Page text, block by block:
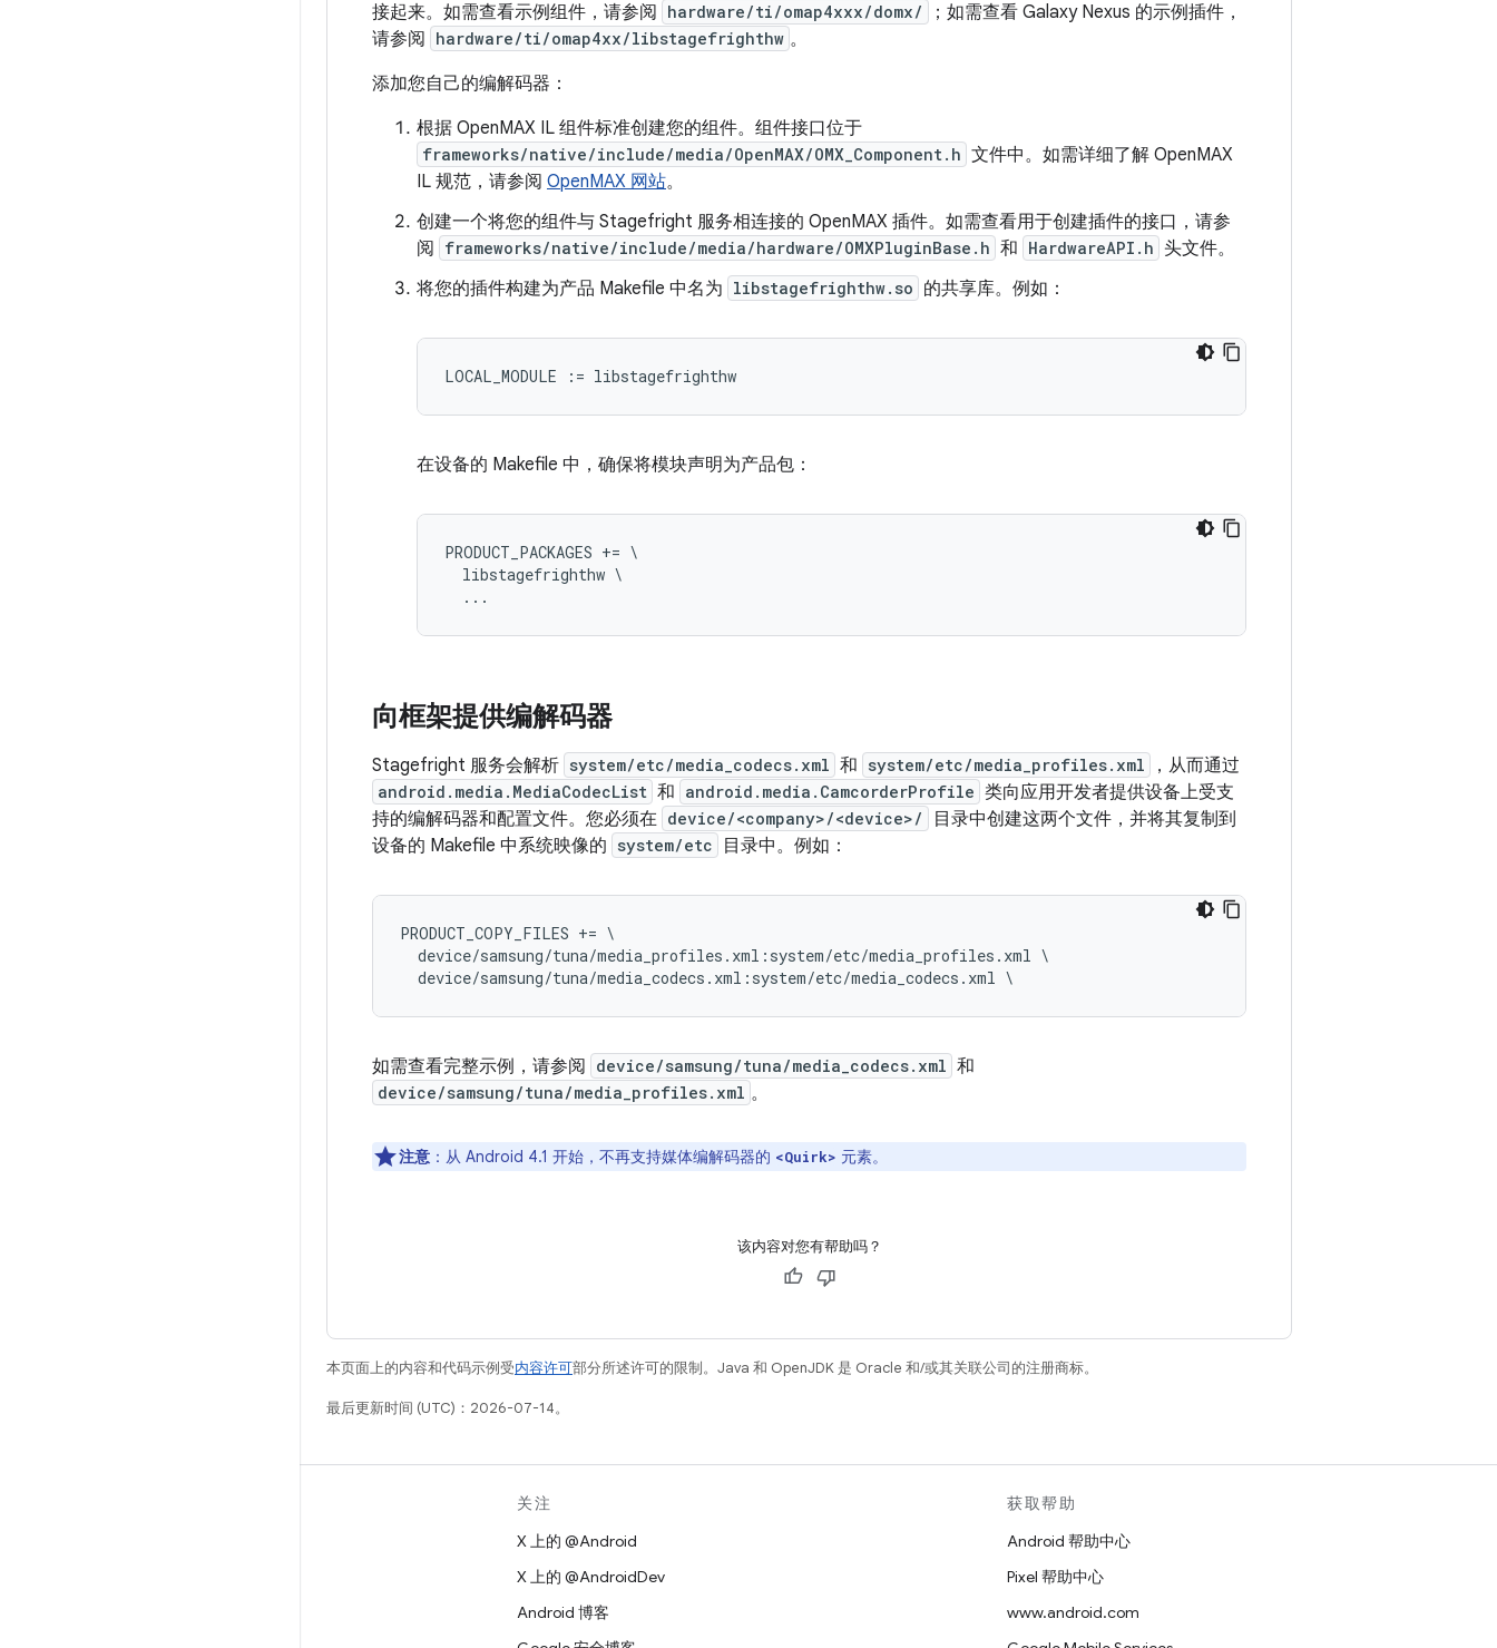
接起来。如需查看示例组件，请参阅
hardware/ti/omap4xxx/domx/
；如需查看 Galaxy Nexus 的示例插件，
请参阅
hardware/ti/omap4xx/libstagefrighthw 。
添加您自己的编解码器：
根据 OpenMAX IL 组件标准创建您的组件。组件接口位于
frameworks/native/include/media/OpenMAX/OMX_Component.h 文件中。如需详细了解 OpenMAX
IL 规范，请参阅 OpenMAX 网站。
创建一个将您的组件与 Stagefright 服务相连接的 OpenMAX 插件。如需查看用于创建插件的接口，请参
阅
frameworks/native/include/media/hardware/OMXPluginBase.h 和 HardwareAPI.h 头文件。
将您的插件构建为产品 Makefile 中名为 libstagefrighthw.so 的共享库。例如：
在设备的 Makefile 中，确保将模块声明为产品包：
PRODUCT_PACKAGES += \
  libstagefrighthw \
向框架提供编解码器
Stagefright 服务会解析 system/etc/media_codecs.xml 和 system/etc/media_profiles.xml ，从而通过
android.media.MediaCodecList 和 android.media.CamcorderProfile 类向应用开发者提供设备上受支
持的编解码器和配置文件。您必须在 device/<company>/<device>/
目录中创建这两个文件，并将其复制到
设备的 Makefile 中系统映像的 system/etc 目录中。例如：
PRODUCT_COPY_FILES += \
  device/samsung/tuna/media_profiles.xml:system/etc/media_profiles.xml \
如需查看完整示例，请参阅 device/samsung/tuna/media_codecs.xml 和
device/samsung/tuna/media_profiles.xml 。
注意 ：从 Android 4.1 开始，不再支持媒体编解码器的 <Quirk> 元素。
该内容对您有帮助吗？
本页面上的内容和代码示例受内容许可部分所述许可的限制。Java 和 OpenJDK 是 Oracle 和/或其关联公司的注册商标。
最后更新时间 (UTC)：2026-07-14。
关注
X 上的 @Android
X 上的 @AndroidDev
Android 博客
获取帮助
Android 帮助中心
Pixel 帮助中心
www.android.com